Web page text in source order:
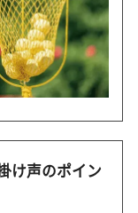
け声のポイン